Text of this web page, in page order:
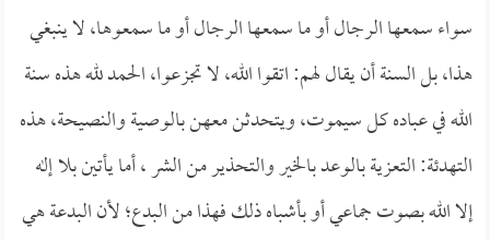
سواء سمعها الرجال أو ما سمعها الرجال أو ما سمعوها، لا ينبغي
هذا، بل السنة أن يقال لهم: اتقوا الله، لا تجزعوا، الحمد لله هذه سنة
الله في عباده كل سيموت، ويتحدثن معهن بالوصية والنصيحة، هذه
التهدئة: التعزية بالوعد بالخير والتحذير من الشر ، أما يأتين بلا إله
إلا الله بصوت جماعي أو بأشباه ذلك فهذا من البدع؛ لأن البدعة هي